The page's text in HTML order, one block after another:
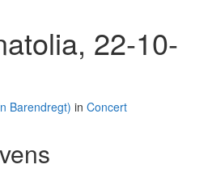
22-10-
Barendregt) in Concert